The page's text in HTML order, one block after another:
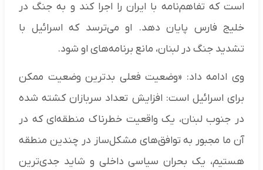
است که تفاهم‌نامه با ایران را اجرا کند و به جنگ در
خلیج فارس پایان دهد. او می‌ترسد که اسرائیل با
تشدید جنگ در لبنان، مانع برنامه‌های او شود.
وی ادامه داد: «وضعیت فعلی بدترین وضعیت ممکن
برای اسرائیل است: افزایش تعداد سربازان کشته شده
در جنوب لبنان، یک واقعیت خطرناک منطقه‌ای که در
آن ما مجبور به توافق‌های مشکل‌ساز در چندین منطقه
هستیم، یک بحران سیاسی داخلی و شاید جدی‌ترین